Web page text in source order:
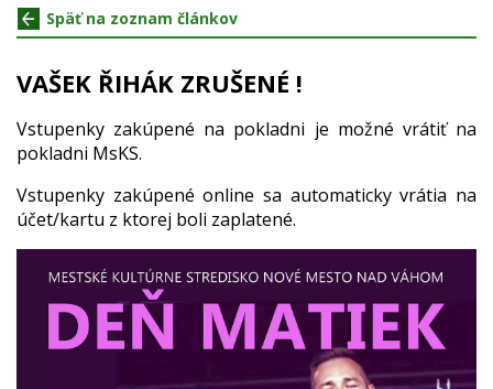
Späť na zoznam článkov
VAŠEK ŘIHÁK ZRUŠENÉ !
Vstupenky zakúpené na pokladni je možné vrátiť na
pokladni MsKS.
Vstupenky zakúpené online sa automaticky vrátia na
účet/kartu z ktorej boli zaplatené.